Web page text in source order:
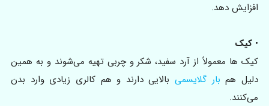
افزایش دهد.
• کیک
کیک‌ ها معمولاً از آرد سفید، شکر و چربی تهیه می‌شوند و به همین
دلیل هم بار گلایسمیبالایی دارند و هم کالری زیادی وارد بدن
می‌کنند.